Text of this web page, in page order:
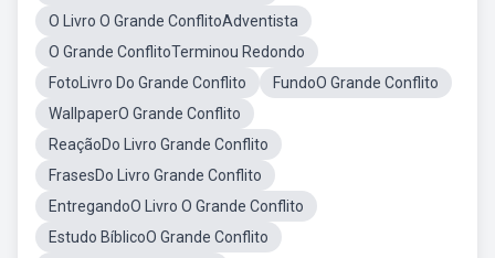
O Livro O Grande ConflitoAdventista
O Grande ConflitoTerminou Redondo
FotoLivro Do Grande Conflito
FundoO Grande Conflito
WallpaperO Grande Conflito
ReaçãoDo Livro Grande Conflito
FrasesDo Livro Grande Conflito
EntregandoO Livro O Grande Conflito
Estudo BíblicoO Grande Conflito